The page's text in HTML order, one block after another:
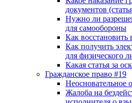
документов
Нужно ли
для самообороны
Как восстановить
Как получить
для физического
Какая статья за
Гражданское право #19
Неосновательное
Жалоба на